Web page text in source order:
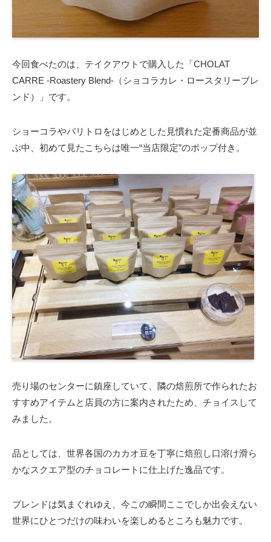
今回食べたのは、テイクアウトで購入した「CHOLAT
CARRE -Roastery Blend-（ショコラカレ・ロースタリーブレ
ンド）」です。
ショーコラやパリトロをはじめとした見慣れた定番商品が並
ぶ中、初めて見たこちらは唯一“当店限定”のポップ付き。
売り場のセンターに鎮座していて、隣の焙煎所で作られたお
すすめアイテムと店員の方に案内されたため、チョイスして
みました。
品としては、世界各国のカカオ豆を丁寧に焙煎し口溶け滑ら
かなスクエア型のチョコレートに仕上げた逸品です。
ブレンドは気まぐれゆえ、今この瞬間ここでしか出会えない
世界にひとつだけの味わいを楽しめるところも魅力です。